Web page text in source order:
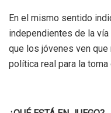
En el mismo sentido
independientes de la
que los jóvenes ven
política real para la toma